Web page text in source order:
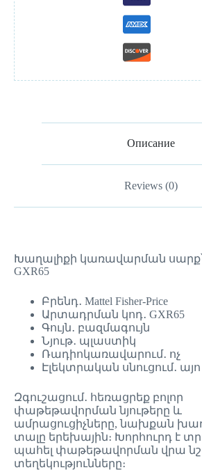
Описание
Reviews (0)
Խաղալիքի կառավարման սարք՝
GXR65
Բրենդ․ Mattel Fisher-Price
Արտադրման կոդ․ GXR65
Գույն․ բազմագույն
Նյութ․ պլաստիկ
Ռադիոկառավարում․ ոչ
Էլեկտրական սնուցում․ այո
Զգուշացում․ հեռացրեք բոլոր
փաթեթավորման նյութերը և
ամրացուցիչները, նախքան
տալը երեխային։ Խորհուրդ է
պահել փաթեթավորման վրա
տեղեկությունները։